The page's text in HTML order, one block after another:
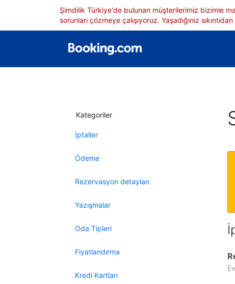
Şimdilik Türkiye'de bulunan müşterilerimiz bizimle
sorunları çözmeye çalışıyoruz. Yaşadığınız
Kategoriler
İptaller
Ödeme
Rezervasyon detayları
Yazışmalar
Oda Tipleri
Fiyatlandırma
Kredi Kartları